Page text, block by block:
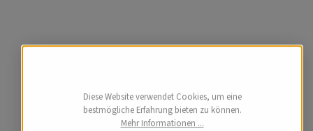
Diese Website verwendet Cookies, um eine
bestmögliche Erfahrung bieten zu können.
Mehr Informationen ...